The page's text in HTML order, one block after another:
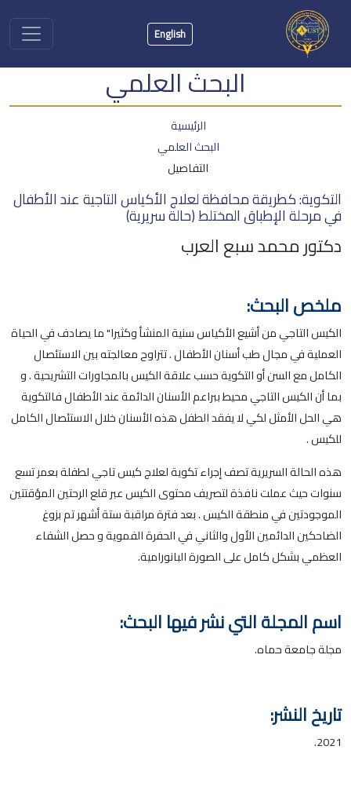
English
البحث العلمي
الرئيسية
البحث العلمي
التفاصيل
التكوية: كطريقة محافظة لعلاج الأكياس التاجية عند الأطفال
في مرحلة الإطباق المختلط (حالة سريرية)
دكتور محمد سبع العرب
ملخص البحث:
الكيس التاجي من أشيع الأكياس سنية المنشأ وكثيرا" ما يصادف في الحياة
العملية في مجال طب أسنان الأطفال . تتراوح معالجته بين الاستئصال
الكامل مع السن أو التكوية حسب علاقة الكيس بالمجاورات التشريحية . و
بما أن الكيس التاجي محيط ببراعم الأسنان الدائمة عند الأطفال فالتكوية
هي الحل الأمثل لكي لا يفقد الطفل هذه الأسنان خلال الاستئصال الكامل
للكيس .
هذه الحالة السريرية تصف إجراء تكوية لعلاج كيس تاجي لطفلة بعمر تسع
سنوات حيث عملت نافذة لتصريف محتوى الكيس عبر قلع الرحتين المؤقتتين
الموجودتين في منطقة الكيس . بعد فترة مراقبة ستة أشهر تم بزوغ
الضاحكين الدائمين الأول والثاني في الحفرة الفموية و حصل الشفاء
العظمي بشكل كامل على الصورة البانورامية.
اسم المجلة التي نشر فيها البحث:
مجلة جامعة حماه.
تاريخ النشر:
2021.